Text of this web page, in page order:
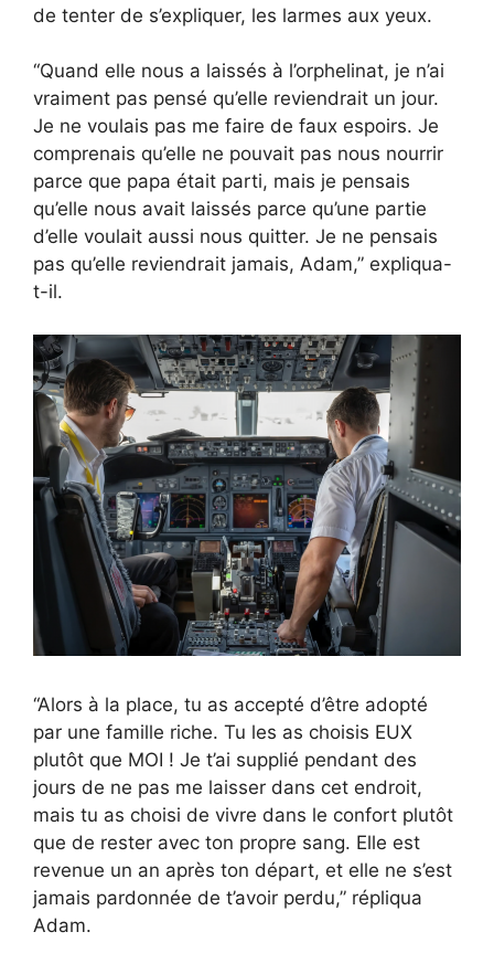
de tenter de s’expliquer, les larmes aux yeux.
“Quand elle nous a laissés à l’orphelinat, je n’ai
vraiment pas pensé qu’elle reviendrait un jour.
Je ne voulais pas me faire de faux espoirs. Je
comprenais qu’elle ne pouvait pas nous nourrir
parce que papa était parti, mais je pensais
qu’elle nous avait laissés parce qu’une partie
d’elle voulait aussi nous quitter. Je ne pensais
pas qu’elle reviendrait jamais, Adam,” expliqua-
t-il.
“Alors à la place, tu as accepté d’être adopté
par une famille riche. Tu les as choisis EUX
plutôt que MOI ! Je t’ai supplié pendant des
jours de ne pas me laisser dans cet endroit,
mais tu as choisi de vivre dans le confort plutôt
que de rester avec ton propre sang. Elle est
revenue un an après ton départ, et elle ne s’est
jamais pardonnée de t’avoir perdu,” répliqua
Adam.